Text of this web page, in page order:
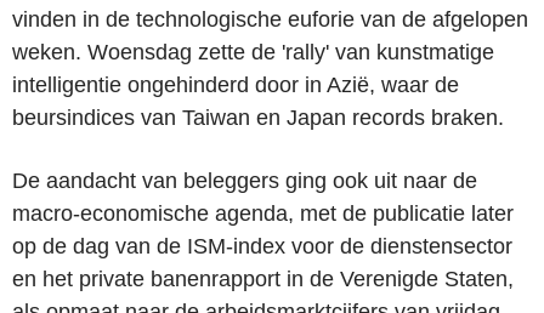
vinden in de technologische euforie van de afgelopen
weken. Woensdag zette de 'rally' van kunstmatige
intelligentie ongehinderd door in Azië, waar de
beursindices van Taiwan en Japan records braken.
De aandacht van beleggers ging ook uit naar de
macro-economische agenda, met de publicatie later
op de dag van de ISM-index voor de dienstensector
en het private banenrapport in de Verenigde Staten,